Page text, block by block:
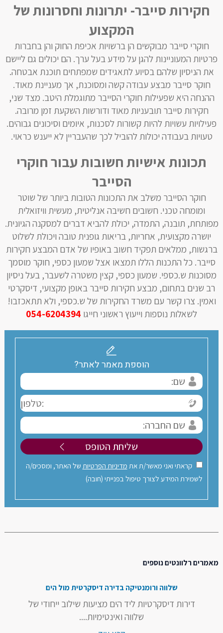
חקירות סייבר- יתרונות וחסרונות של
המקצוע
חוקרי סייבר מבוקשים הן ברשויות אכיפת החוק והן בחברות
פרטיות המעוניינות להגן על מידע בעל ערך. הם יכולים גם ליישם
את הניסיון שלהם בסיוע לתאגידים שמפתחים תוכנת אבטחה.
חוקר סייבר מבצע עבודה קשה ומסוכנת, אך מעניינת מאוד.
ההנחה היא שפעילות חוקרי הסייבר מתוגמלת היטב. מצד שני,
חקירות סייבר תובעניות מאוד ודורשות השקעת זמן מרובה.
פעילויות עשויות להיות קשורות לסכנות, איומים וסיכונים גבוהים.
טעויות בעבודה יכולות להוביל לכך שהעבריין לא ייענש כראוי.
תכונות אישיות חשובות עבור חוקרי
הסייבר
חוקר הסייבר משלב את התכונות הטובות ביותר של שוטר
ומומחה טכני. חשובים חשיבה אנליטית, מעשית וויזואלית
מפותחת, תובנה, התמדה, יכולת להביא דברים למסקנה הגיונית.
יושרה מקצועית, אחריות, בריאות גופנית טובה ויכולת לשלוט
ברגשות, ממלאים תפקיד חשוב באופיו של אדם המבצע חקירות
סייבר. כל התכנות הללו תמצאו אצל שמעון כספי, חוקר מוסמך
מסוכנות ש.כספי. שמעון כספי, קצין משטרה לשעבר, בעל ניסיון
רב שנים בתחום, מבצע חקירות סייבר באופן מקצועי, דיסקרטי
ואמין. צרו קשר עם משרד החקירות של ש.כספי, ולא תתאכזבו!
לשאלות נוספות וייעוץ ראשוני חייגו 054-6204394
הוספת מאמר לאתר?
קראתי ואני מאשר/ת את מדיניות הפרטיות של האתר, ומסכים/ה
לשמירת המידע לצורך טיפול בפנייתי (חובה)
מאמרים רלוונטים נוספים
שלווה ורומנטיקה בדירה דיסקרטית מול הים
דירות דיסקרטיות ליד הים מציעות שילוב ייחודי של
שלווה ואינטימיות....